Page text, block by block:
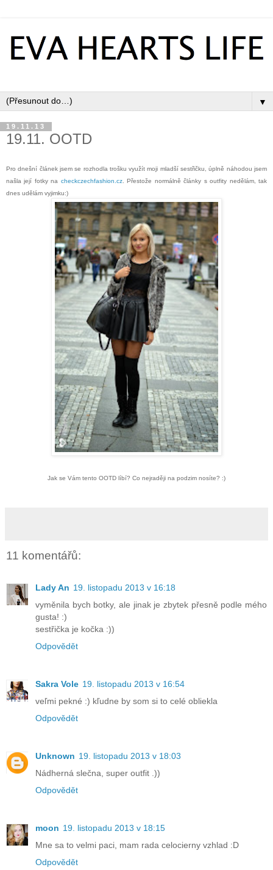
▼
19.11.13
19.11. OOTD
Pro dnešní článek jsem se rozhodla trošku využít moji mladší sestřičku, úplně náhodou jsem
našla její fotky na checkczechfashion.cz. Přestože normálně články s outfity nedělám, tak
dnes udělám vyjimku:)
Jak se Vám tento OOTD líbí? Co nejraději na podzim nosíte? :)
11 komentářů:
Lady An 19. listopadu 2013 v 16:18
vyměnila bych botky, ale jinak je zbytek přesně podle mého
gusta! :)
sestřička je kočka :))
Odpovědět
Sakra Vole 19. listopadu 2013 v 16:54
veľmi pekné :) kľudne by som si to celé obliekla
Odpovědět
Unknown 19. listopadu 2013 v 18:03
Nádherná slečna, super outfit .))
Odpovědět
moon 19. listopadu 2013 v 18:15
Mne sa to velmi paci, mam rada celocierny vzhlad :D
Odpovědět